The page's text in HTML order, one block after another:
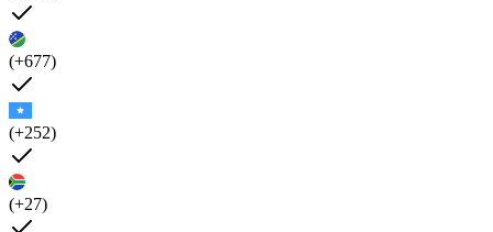
(+677)
(+252)
(+27)